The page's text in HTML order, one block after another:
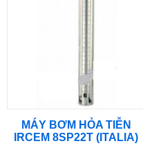
MÁY BƠM HỎA TIỄN
IRCEM 8SP22T (ITALIA)